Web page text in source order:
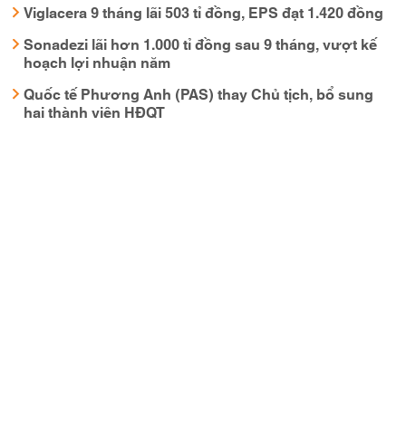
Viglacera 9 tháng lãi 503 tỉ đồng, EPS đạt 1.420 đồng
Sonadezi lãi hơn 1.000 tỉ đồng sau 9 tháng, vượt kế
hoạch lợi nhuận năm
Quốc tế Phương Anh (PAS) thay Chủ tịch, bổ sung
hai thành viên HĐQT